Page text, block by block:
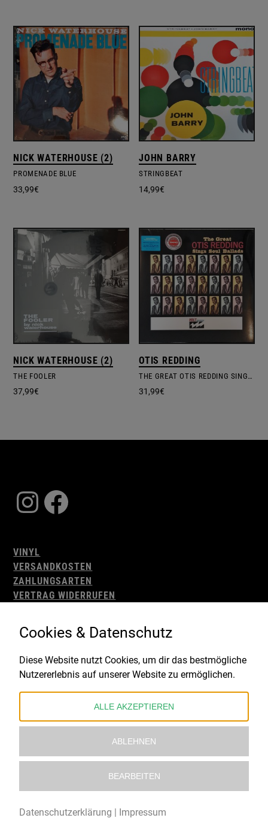
NICK WATERHOUSE (2)
PROMENADE BLUE
33,99€
JOHN BARRY
STRINGBEAT
14,99€
NICK WATERHOUSE (2)
THE FOOLER
37,99€
OTIS REDDING
THE GREAT OTIS REDDING SINGS SOUL BALLADS
31,99€
Instagram
Facebook
VINYL
VERSANDKOSTEN
ZAHLUNGSARTEN
VERTRAG WIDERRUFEN
WIDERRUFSBELEHRUNG
IMPRESSUM
Gefördert durch:
Cookies & Datenschutz
Diese Website nutzt Cookies, um dir das bestmögliche
Nutzererlebnis auf unserer Website zu ermöglichen.
ALLE AKZEPTIEREN
ABLEHNEN
BEARBEITEN
Datenschutzerklärung | Impressum